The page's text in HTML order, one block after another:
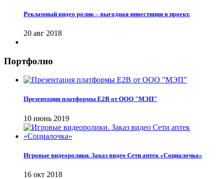
Рекламный видео ролик – выгодная инвестиция в проект.
20 авг 2018
Портфолио
Презентация платформы Е2В от ООО "МЭП"
10 июнь 2019
Игровые видеоролики. Заказ видео Сети аптек «Социалочка»
16 окт 2018